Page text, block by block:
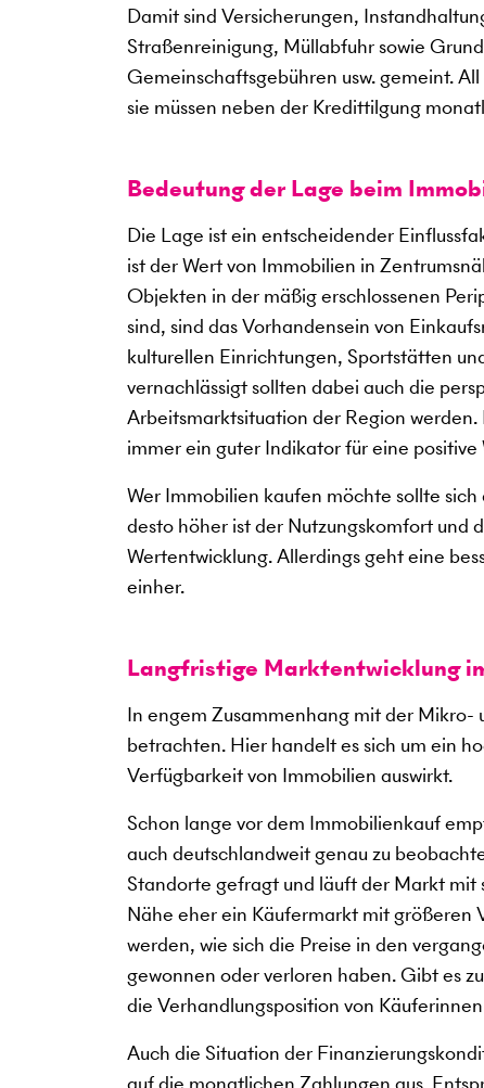
Damit sind Versicherungen,
Straßenreinigung, Müllabfuhr sowie
Gemeinschaftsgebühren usw. gemeint.
sie müssen neben der Kredittilgung
Bedeutung der Lage beim
Die Lage ist ein entscheidender
ist der Wert von Immobilien in
Objekten in der mäßig erschlossenen
sind, sind das Vorhandensein von
kulturellen Einrichtungen, Sportstätten
vernachlässigt sollten dabei auch die
Arbeitsmarktsituation der Region
immer ein guter Indikator für eine
Wer Immobilien kaufen möchte sollte
desto höher ist der Nutzungskomfort und
Wertentwicklung. Allerdings geht eine
einher.
Langfristige Marktentwicklung
In engem Zusammenhang mit der
betrachten. Hier handelt es sich um ein
Verfügbarkeit von Immobilien auswirkt.
Schon lange vor dem Immobilienkauf
auch deutschlandweit genau zu
Standorte gefragt und läuft der Markt
Nähe eher ein Käufermarkt mit größeren
werden, wie sich die Preise in den
gewonnen oder verloren haben. Gibt es
die Verhandlungsposition von
Auch die Situation der